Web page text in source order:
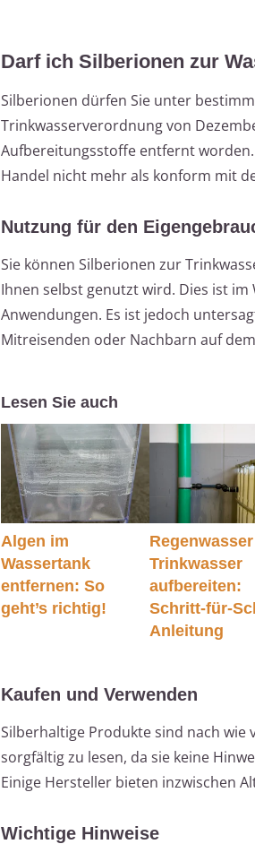
Darf ich Silberionen zur
Silberionen dürfen Sie unter
Trinkwasserverordnung von
Aufbereitungsstoffe entfernt
Handel nicht mehr als konform mit
Nutzung für den
Sie können Silberionen zur
Ihnen selbst genutzt wird. Dies ist
Anwendungen. Es ist jedoch
Mitreisenden oder Nachbarn auf
Lesen Sie auch
Algen im
Wassertank
entfernen: So
geht’s richtig!
Trinkwasser
aufbereiten:
Schritt-für-
Anleitung
Kaufen und Verwenden
Silberhaltige Produkte sind nach
sorgfältig zu lesen, da sie keine
Einige Hersteller bieten inzwischen
Wichtige Hinweise